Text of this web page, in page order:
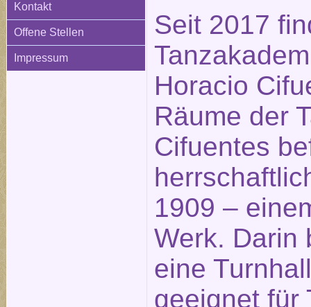
Kontakt
Offene Stellen
Impressum
Seit 2017
Horacio
Räume der
Cifuentes
1909 –
Werk. Darin
eine
geeignet für